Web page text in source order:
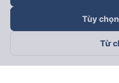
Theo dõi chúng tôi trên
Tùy
Từ